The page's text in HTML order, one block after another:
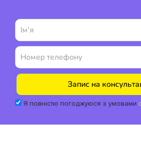
Я повністю погоджуюся з умовами